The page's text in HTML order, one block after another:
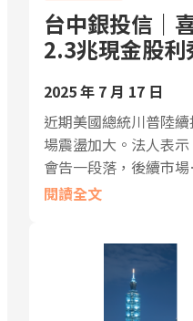
台中銀投信｜
2.3兆現金股利
2025 年 7 月 17 日
近期美國總統川普陸
場震盪加大。法人表
會告一段落，後續市
閱讀全文